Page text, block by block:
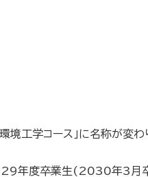
工学コース」に名称が変
度卒業生(2030年3月卒